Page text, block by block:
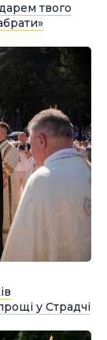
твого
у Страдчі